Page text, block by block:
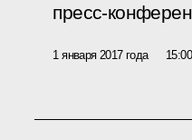
пресс-
1 января 2017 года 15:00